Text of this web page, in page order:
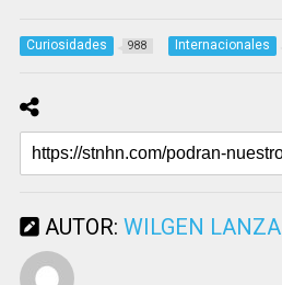
Curiosidades 988 Internacionales
AUTOR: WILGEN LANZA